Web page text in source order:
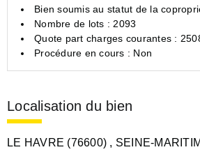
Bien soumis au statut de la
Nombre de lots : 2093
Quote part charges courantes :
Procédure en cours : Non
Localisation du bien
LE HAVRE (76600) , SEINE-